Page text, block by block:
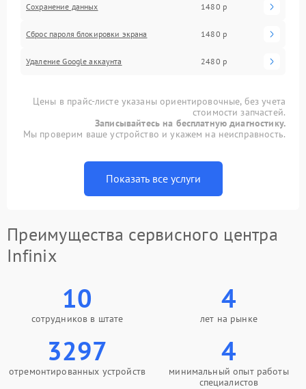
Сохранение данных 1480 р
Сброс пароля блокировки экрана 1480 р
Удаление Google аккаунта 2480 р
Цены в прайс-листе указаны ориентировочные, без учета
стоимости запчастей.
Записывайтесь на бесплатную диагностику.
Мы проверим ваше устройство и укажем на неисправность.
Показать все услуги
Преимущества сервисного центра
Infinix
10
сотрудников в штате
4
лет на рынке
3297
отремонтированных устройств
4
минимальный опыт работы
специалистов